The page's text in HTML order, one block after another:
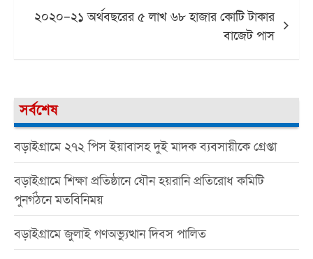
২০২০–২১ অর্থবছরের ৫ লাখ ৬৮ হাজার কোটি টাকার
বাজেট পাস
সর্বশেষ
বড়াইগ্রামে ২৭২ পিস ইয়াবাসহ দুই মাদক ব্যবসায়ীকে গ্রেপ্তা
বড়াইগ্রামে শিক্ষা প্রতিষ্ঠানে যৌন হয়রানি প্রতিরোধ কমিটি
পুনর্গঠনে মতবিনিময়
বড়াইগ্রামে জুলাই গণঅভ্যুত্থান দিবস পালিত